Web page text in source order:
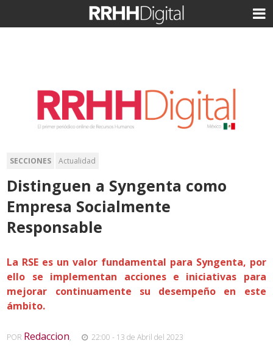
SECCIONES Actualidad
Distinguen a Syngenta como
Empresa Socialmente
Responsable
La RSE es un valor fundamental para Syngenta, por
ello se implementan acciones e iniciativas para
mejorar continuamente su desempeño en este
ámbito.
POR Redaccion, 22:00 - 13 de Abril del 2023